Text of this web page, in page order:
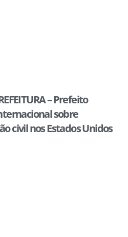
– Prefeito
sobre
civil nos Estados Unidos